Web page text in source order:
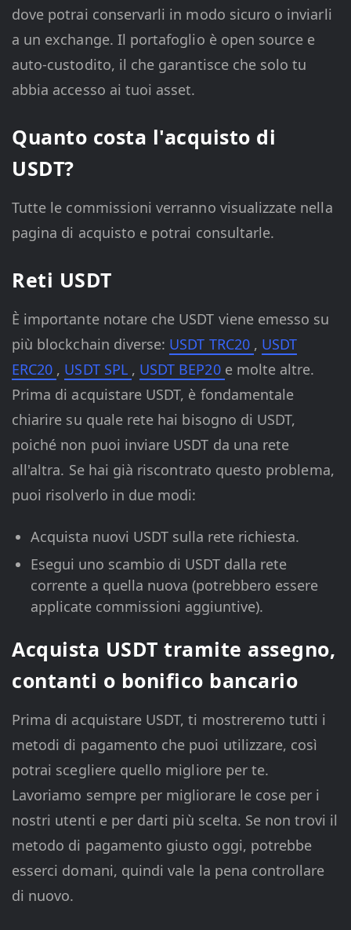
dove potrai conservarli in modo sicuro o inviarli
a un exchange. Il portafoglio è open source e
auto-custodito, il che garantisce che solo tu
abbia accesso ai tuoi asset.
Quanto costa l'acquisto di
USDT?
Tutte le commissioni verranno visualizzate nella
pagina di acquisto e potrai consultarle.
Reti USDT
È importante notare che USDT viene emesso su
più blockchain diverse: USDT TRC20 , USDT
ERC20 , USDT SPL , USDT BEP20 e molte altre.
Prima di acquistare USDT, è fondamentale
chiarire su quale rete hai bisogno di USDT,
poiché non puoi inviare USDT da una rete
all'altra. Se hai già riscontrato questo problema,
puoi risolverlo in due modi:
Acquista nuovi USDT sulla rete richiesta.
Esegui uno scambio di USDT dalla rete
corrente a quella nuova (potrebbero essere
applicate commissioni aggiuntive).
Acquista USDT tramite assegno,
contanti o bonifico bancario
Prima di acquistare USDT, ti mostreremo tutti i
metodi di pagamento che puoi utilizzare, così
potrai scegliere quello migliore per te.
Lavoriamo sempre per migliorare le cose per i
nostri utenti e per darti più scelta. Se non trovi il
metodo di pagamento giusto oggi, potrebbe
esserci domani, quindi vale la pena controllare
di nuovo.